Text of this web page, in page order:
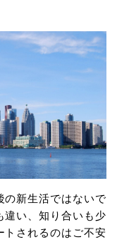
の新生活ではないで
違い、知り合いも少
トされるのはご不安